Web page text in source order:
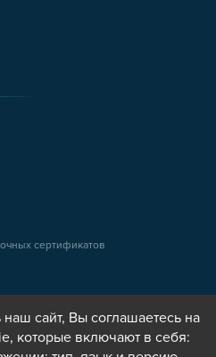
сертификатов
сайт, Вы соглашаетесь на
которые включают в себя: